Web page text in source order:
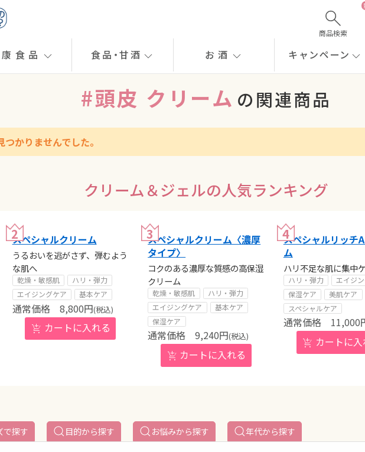
商品検索
食品 食品・甘酒 お酒 キャンペーン
#頭皮 クリーム の関連商品
かりませんでした。
クリーム＆ジェルの人気ランキング
スペシャルクリーム
うるおいを逃がさず、弾むよう
な肌へ
乾燥・敏感肌
ハリ・弾力
エイジングケア
基本ケア
8,800円(税込)
スペシャルクリーム〈濃厚
タイプ〉
コクのある濃厚な質感の高保湿
クリーム
乾燥・敏感肌
ハリ・弾力
エイジングケア
基本ケア
保湿ケア
9,240円(税込)
スペシャルリッチ
ム
ハリ不足な肌に集中
ハリ・弾力
エイジ
保湿ケア
美肌ケア
スペシャルケア
11,000
で探す 目的から探す お悩みから探す 年代から探す